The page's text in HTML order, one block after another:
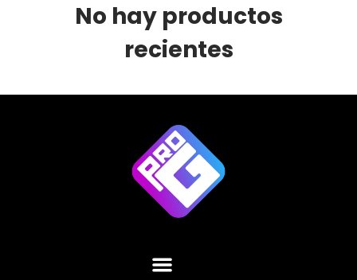
No hay productos
recientes